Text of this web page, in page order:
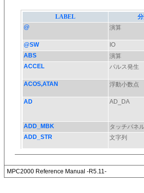
MPC2000 Reference Manual -R5.11-